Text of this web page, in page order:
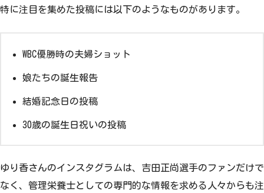
特に注目を集めた投稿には以下のようなものがあります。
WBC優勝時の夫婦ショット
娘たちの誕生報告
結婚記念日の投稿
30歳の誕生日祝いの投稿
ゆり香さんのインスタグラムは、吉田正尚選手のファンだけで
なく、管理栄養士としての専門的な情報を求める人々からも注